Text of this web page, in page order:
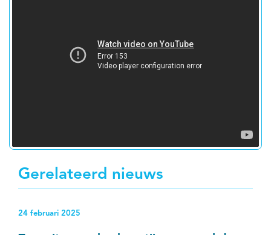
Gerelateerd nieuws
24 februari 2025